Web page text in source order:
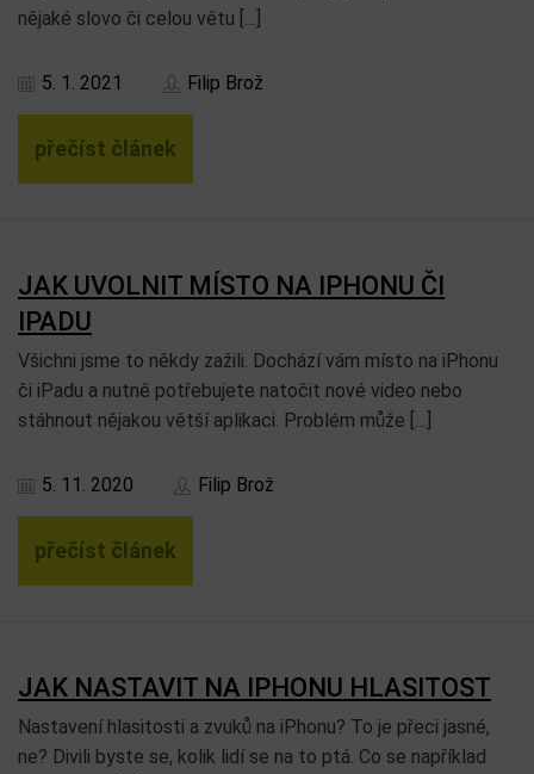
nějaké slovo či celou větu […]
5. 1. 2021 Filip Brož
přečíst článek
JAK UVOLNIT MÍSTO NA IPHONU ČI
IPADU
Všichni jsme to někdy zažili. Dochází vám místo na iPhonu
či iPadu a nutně potřebujete natočit nové video nebo
stáhnout nějakou větší aplikaci. Problém může […]
5. 11. 2020 Filip Brož
přečíst článek
JAK NASTAVIT NA IPHONU HLASITOST
Nastavení hlasitosti a zvuků na iPhonu? To je přeci jasné,
ne? Divili byste se, kolik lidí se na to ptá. Co se například